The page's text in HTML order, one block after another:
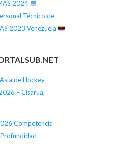
2024
Técnico de
2023 Venezuela
de Hockey
– Cisarua,
Competencia
–